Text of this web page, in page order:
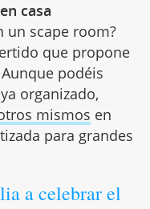
casa
un scape room?
que propone
podéis
organizado,
mismos en
para grandes
a celebrar el